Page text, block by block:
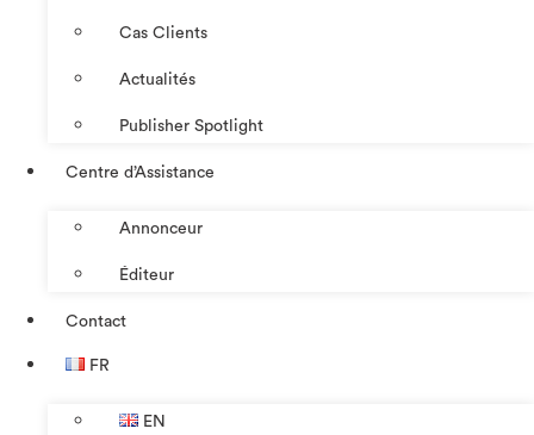
Cas Clients
Actualités
Publisher Spotlight
Centre d’Assistance
Annonceur
Éditeur
Contact
FR
EN